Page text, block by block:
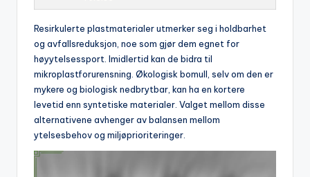
Resirkulerte plastmaterialer utmerker seg i holdbarhet
og avfallsreduksjon, noe som gjør dem egnet for
høyytelsessport. Imidlertid kan de bidra til
mikroplastforurensning. Økologisk bomull, selv om den er
mykere og biologisk nedbrytbar, kan ha en kortere
levetid enn syntetiske materialer. Valget mellom disse
alternativene avhenger av balansen mellom
ytelsesbehov og miljøprioriteringer.